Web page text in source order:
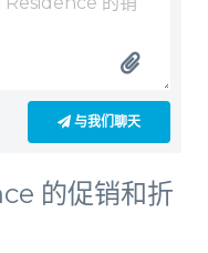
与我们聊天
的促销和折